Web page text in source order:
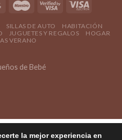
SILLAS DE AUTO
HABITACIÓN
JUGUETES Y REGALOS
HOGAR
VERANO
de Bebé
la mejor experiencia en